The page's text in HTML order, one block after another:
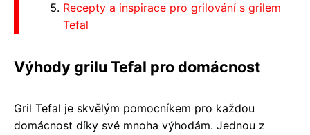
Recepty a inspirace pro grilování s grilem
Tefal
Výhody grilu Tefal pro domácnost
Gril Tefal je skvělým pomocníkem pro každou
domácnost díky své mnoha výhodám. Jednou z